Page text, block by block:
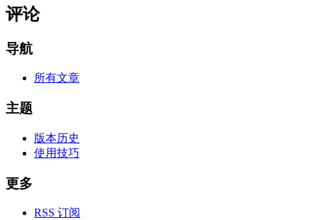
评论
导航
所有文章
主题
版本历史
使用技巧
更多
RSS 订阅